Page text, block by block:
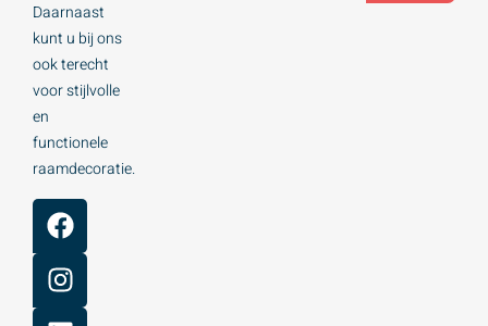
Daarnaast
kunt u bij ons
ook terecht
voor stijlvolle
en
functionele
raamdecoratie.